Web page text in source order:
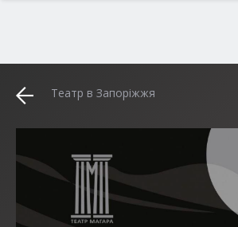
Театр в Запоріжжя